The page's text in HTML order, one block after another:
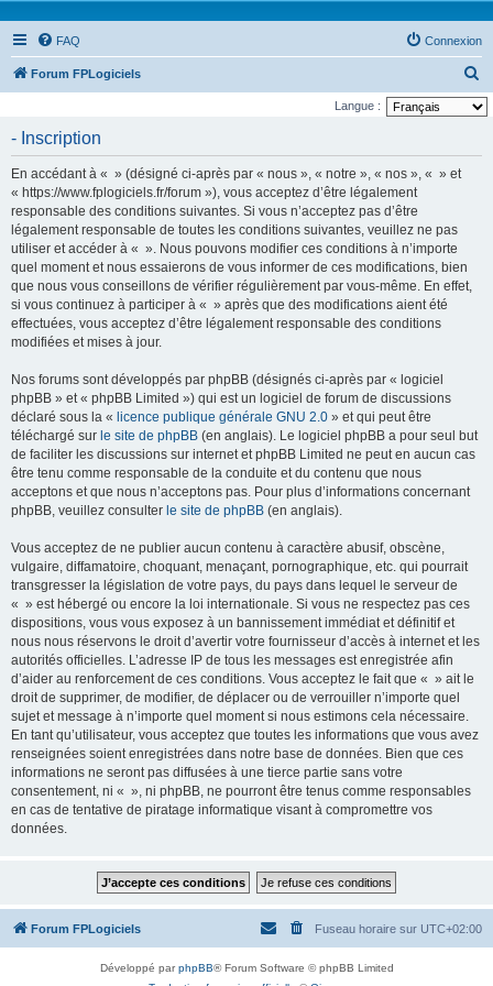
FAQ Connexion
Forum FPLogiciels
e
Langue :
- Inscription
En accédant à « » (désigné ci-après par « nous », « notre », « nos », « » et
« https://www.fplogiciels.fr/forum »), vous acceptez d’être légalement
responsable des conditions suivantes. Si vous n’acceptez pas d’être
légalement responsable de toutes les conditions suivantes, veuillez ne pas
utiliser et accéder à « ». Nous pouvons modifier ces conditions à n’importe
quel moment et nous essaierons de vous informer de ces modifications, bien
que nous vous conseillons de vérifier régulièrement par vous-même. En effet,
si vous continuez à participer à « » après que des modifications aient été
effectuées, vous acceptez d’être légalement responsable des conditions
modifiées et mises à jour.
Nos forums sont développés par phpBB (désignés ci-après par « logiciel
phpBB » et « phpBB Limited ») qui est un logiciel de forum de discussions
déclaré sous la « licence publique générale GNU 2.0 » et qui peut être
téléchargé sur le site de phpBB (en anglais). Le logiciel phpBB a pour seul but
de faciliter les discussions sur internet et phpBB Limited ne peut en aucun cas
être tenu comme responsable de la conduite et du contenu que nous
acceptons et que nous n’acceptons pas. Pour plus d’informations concernant
phpBB, veuillez consulter le site de phpBB (en anglais).
Vous acceptez de ne publier aucun contenu à caractère abusif, obscène,
vulgaire, diffamatoire, choquant, menaçant, pornographique, etc. qui pourrait
transgresser la législation de votre pays, du pays dans lequel le serveur de
« » est hébergé ou encore la loi internationale. Si vous ne respectez pas ces
dispositions, vous vous exposez à un bannissement immédiat et définitif et
nous nous réservons le droit d’avertir votre fournisseur d’accès à internet et les
autorités officielles. L’adresse IP de tous les messages est enregistrée afin
d’aider au renforcement de ces conditions. Vous acceptez le fait que « » ait le
droit de supprimer, de modifier, de déplacer ou de verrouiller n’importe quel
sujet et message à n’importe quel moment si nous estimons cela nécessaire.
En tant qu’utilisateur, vous acceptez que toutes les informations que vous avez
renseignées soient enregistrées dans notre base de données. Bien que ces
informations ne seront pas diffusées à une tierce partie sans votre
consentement, ni « », ni phpBB, ne pourront être tenus comme responsables
en cas de tentative de piratage informatique visant à compromettre vos
données.
Forum FPLogiciels Fuseau horaire sur UTC+02:00
Développé parphpBB® Forum Software © phpBB Limited